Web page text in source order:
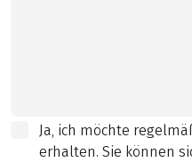
Ja, ich möchte
erhalten. Sie können